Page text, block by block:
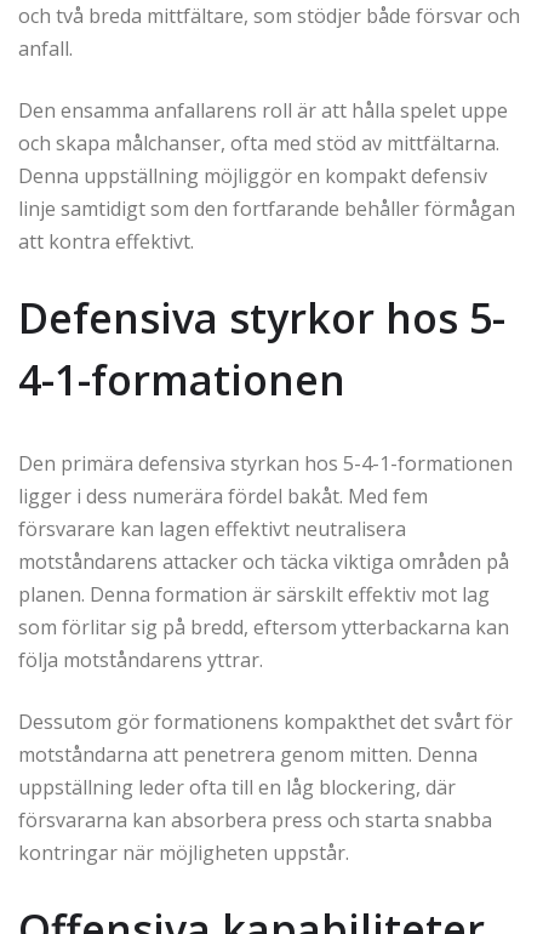
och två breda mittfältare, som stödjer både försvar och
anfall.
Den ensamma anfallarens roll är att hålla spelet uppe
och skapa målchanser, ofta med stöd av mittfältarna.
Denna uppställning möjliggör en kompakt defensiv
linje samtidigt som den fortfarande behåller förmågan
att kontra effektivt.
Defensiva styrkor hos 5-
4-1-formationen
Den primära defensiva styrkan hos 5-4-1-formationen
ligger i dess numerära fördel bakåt. Med fem
försvarare kan lagen effektivt neutralisera
motståndarens attacker och täcka viktiga områden på
planen. Denna formation är särskilt effektiv mot lag
som förlitar sig på bredd, eftersom ytterbackarna kan
följa motståndarens yttrar.
Dessutom gör formationens kompakthet det svårt för
motståndarna att penetrera genom mitten. Denna
uppställning leder ofta till en låg blockering, där
försvararna kan absorbera press och starta snabba
kontringar när möjligheten uppstår.